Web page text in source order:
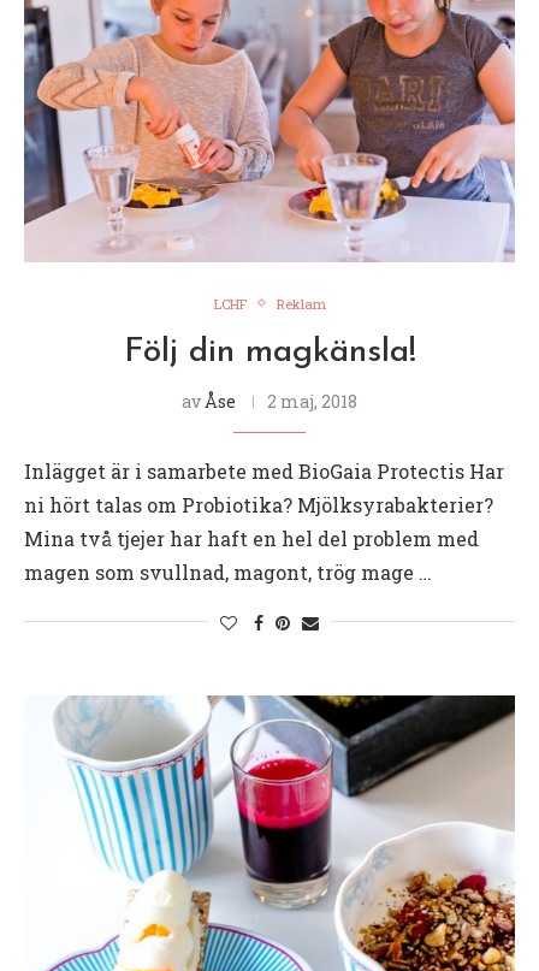
LCHF Reklam
Följ din magkänsla!
av Åse 2 maj, 2018
Inlägget är i samarbete med BioGaia Protectis Har
ni hört talas om Probiotika? Mjölksyrabakterier?
Mina två tjejer har haft en hel del problem med
magen som svullnad, magont, trög mage …